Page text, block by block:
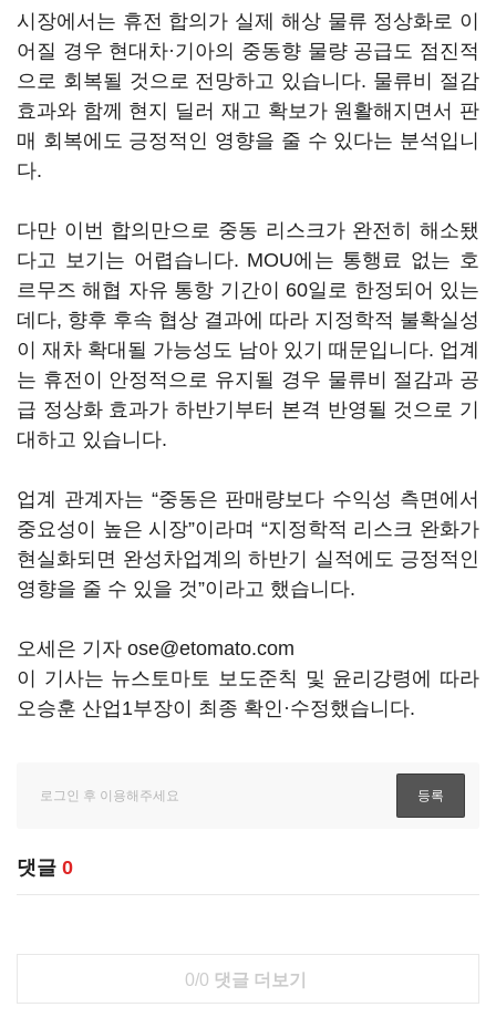
시장에서는 휴전 합의가 실제 해상 물류 정상화로 이
어질 경우 현대차·기아의 중동향 물량 공급도 점진적
으로 회복될 것으로 전망하고 있습니다. 물류비 절감
효과와 함께 현지 딜러 재고 확보가 원활해지면서 판
매 회복에도 긍정적인 영향을 줄 수 있다는 분석입니
다.
다만 이번 합의만으로 중동 리스크가 완전히 해소됐
다고 보기는 어렵습니다. MOU에는 통행료 없는 호
르무즈 해협 자유 통항 기간이 60일로 한정되어 있는
데다, 향후 후속 협상 결과에 따라 지정학적 불확실성
이 재차 확대될 가능성도 남아 있기 때문입니다. 업계
는 휴전이 안정적으로 유지될 경우 물류비 절감과 공
급 정상화 효과가 하반기부터 본격 반영될 것으로 기
대하고 있습니다.
업계 관계자는 “중동은 판매량보다 수익성 측면에서
중요성이 높은 시장”이라며 “지정학적 리스크 완화가
현실화되면 완성차업계의 하반기 실적에도 긍정적인
영향을 줄 수 있을 것”이라고 했습니다.
오세은 기자 ose@etomato.com
이 기사는 뉴스토마토 보도준칙 및 윤리강령에 따라
오승훈 산업1부장이 최종 확인·수정했습니다.
댓글 0
0/0 댓글 더보기